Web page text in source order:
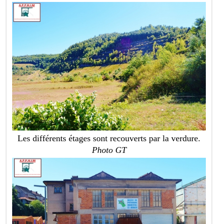
Les différents étages sont recouverts par la verdure.
Photo GT